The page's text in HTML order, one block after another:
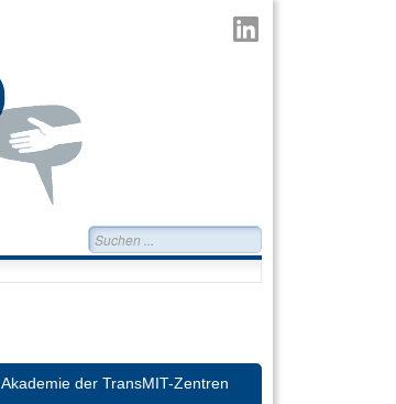
Suchen...
Akademie der TransMIT-Zentren